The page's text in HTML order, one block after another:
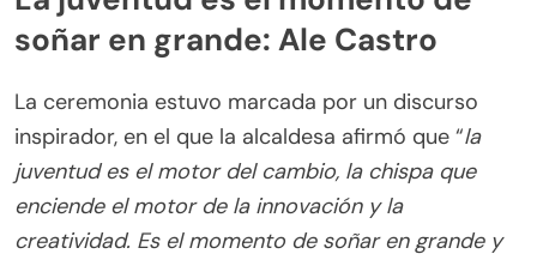
soñar en grande: Ale Castro
La ceremonia estuvo marcada por un discurso
inspirador, en el que la alcaldesa afirmó que “la
juventud es el motor del cambio, la chispa que
enciende el motor de la innovación y la
creatividad. Es el momento de soñar en grande y